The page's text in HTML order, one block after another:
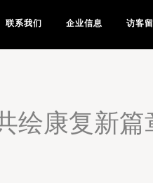
联系我们 企业信息 访客
绘康复新篇